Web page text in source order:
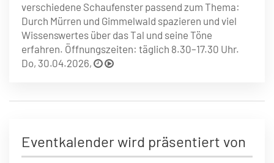
verschiedene Schaufenster passend zum Thema:
Durch Mürren und Gimmelwald spazieren und viel
Wissenswertes über das Tal und seine Töne
erfahren. Öffnungszeiten: täglich 8.30–17.30 Uhr.
Do, 30.04.2026,
Eventkalender wird präsentiert von